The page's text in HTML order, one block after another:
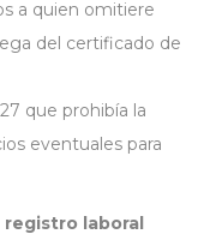
a quien omitiere
del certificado de
que prohibía la
eventuales para
registro laboral